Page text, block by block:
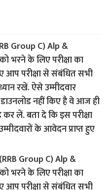
Group C) Alp &
भरने के लिए परीक्षा का
परीक्षा से संबंधित सभी
रखें. ऐसे उम्मीदवार
डाउनलोड नहीं किए है वे आज ही
लें. बता दे कि इस परीक्षा
के आवेदन प्राप्त हुए